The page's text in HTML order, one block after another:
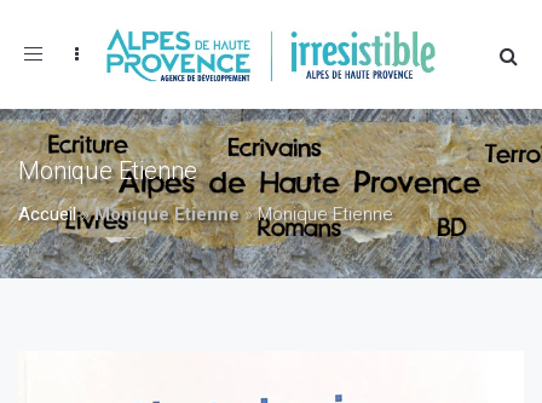
Toggle
Monique Etienne
Accueil»Monique Etienne»Monique Etienne